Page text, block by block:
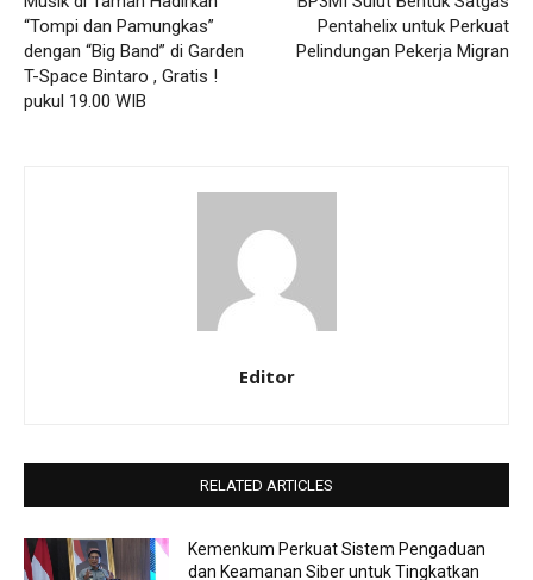
“Tompi dan Pamungkas”
dengan “Big Band” di Garden
T-Space Bintaro , Gratis !
pukul 19.00 WIB
Pentahelix untuk Perkuat
Pelindungan Pekerja Migran
Editor
RELATED ARTICLES
Kemenkum Perkuat Sistem Pengaduan
dan Keamanan Siber untuk Tingkatkan